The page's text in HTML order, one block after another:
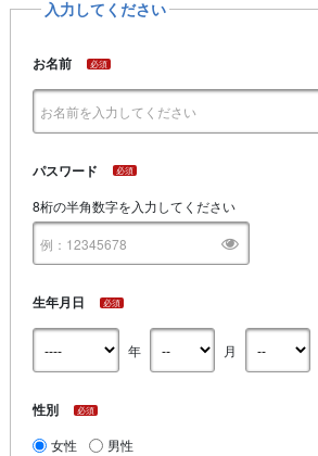
入力してください
お名前 必須
パスワード 必須
8桁の半角数字を入力してください
生年月日 必須
年 月
性別 必須
女性 男性